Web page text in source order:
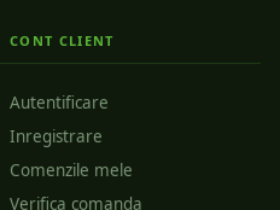
CONT CLIENT
Autentificare
Inregistrare
Comenzile mele
Verifica comanda